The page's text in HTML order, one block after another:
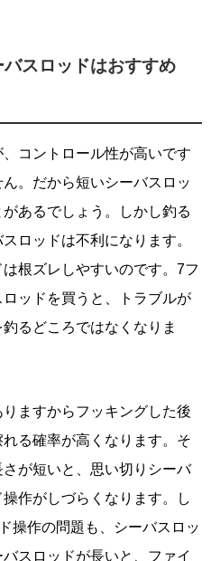
スロッドはおすすめ
コントロール性が高いです
。だから短いシーバスロッ
あるでしょう。しかし釣る
ロッドは不利になります。
根ズレしやすいのです。7フ
ッドを買うと、トラブルが
るどころではなくなりま
ますからフッキングした後
る確率が高くなります。そ
が短いと、思い切りシーバ
作がしづらくなります。し
操作の問題も、シーバスロッ
スロッドが長いと、ファイ